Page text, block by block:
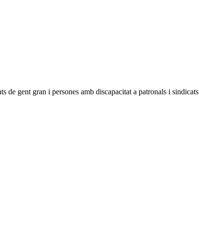
de gent gran i persones amb discapacitat a patronals i sindicats